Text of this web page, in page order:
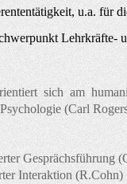
u.a. für
Lehrkräfte-
sich am
(Carl
Gesprächsführung
Interaktion (R.Cohn)